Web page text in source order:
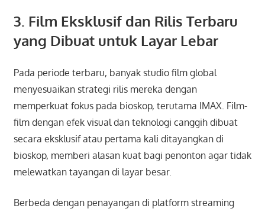
3. Film Eksklusif dan Rilis Terbaru
yang Dibuat untuk Layar Lebar
Pada periode terbaru, banyak studio film global
menyesuaikan strategi rilis mereka dengan
memperkuat fokus pada bioskop, terutama IMAX. Film-
film dengan efek visual dan teknologi canggih dibuat
secara eksklusif atau pertama kali ditayangkan di
bioskop, memberi alasan kuat bagi penonton agar tidak
melewatkan tayangan di layar besar.
Berbeda dengan penayangan di platform streaming